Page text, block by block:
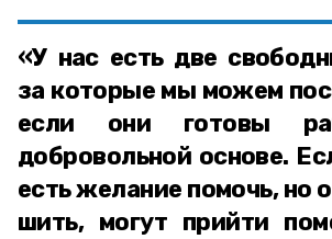
«У нас есть две
за которые мы можем
если они готовы
добровольной основе.
есть желание помочь, но
шить, могут прийти